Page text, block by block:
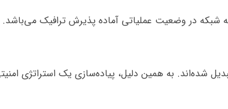
شبکه در وضعیت عملیاتی آماده پذیرش ترافیک می‌باشد.
شده‌اند. به همین دلیل، پیاده‌سازی یک استراتژی